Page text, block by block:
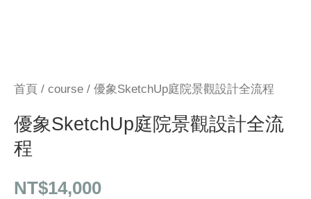
首頁 / course / 優象SketchUp庭院景觀設計全流程
優象SketchUp庭院景觀設計全流
程
NT$14,000